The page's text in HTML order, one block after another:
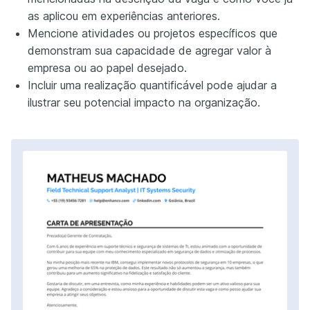
as aplicou em experiências anteriores.
Mencione atividades ou projetos específicos que
demonstram sua capacidade de agregar valor à
empresa ou ao papel desejado.
Incluir uma realização quantificável pode ajudar a
ilustrar seu potencial impacto na organização.